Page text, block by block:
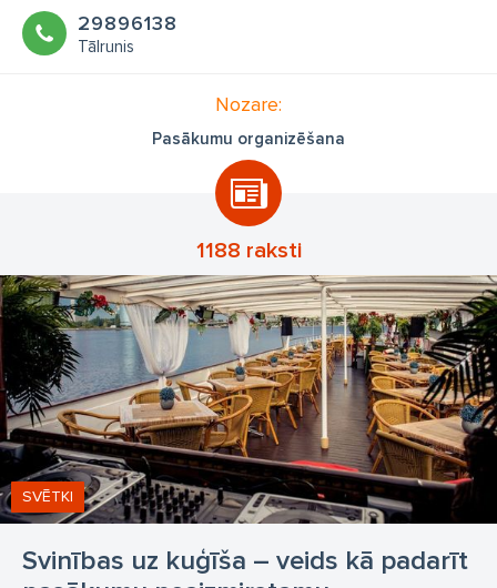
29896138
Tālrunis
Nozare:
Pasākumu organizēšana
1188 raksti
Svinības uz kuģīša – veids kā padarīt
SVĒTKI